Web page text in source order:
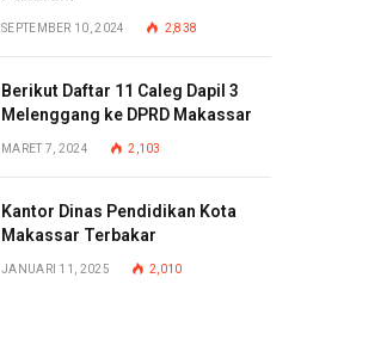
SEPTEMBER 10, 2024 2,838
Berikut Daftar 11 Caleg Dapil 3
Melenggang ke DPRD Makassar
MARET 7, 2024 2,103
Kantor Dinas Pendidikan Kota
Makassar Terbakar
JANUARI 11, 2025 2,010